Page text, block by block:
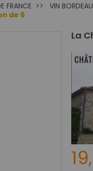
FRANCE VIN
de 6
La